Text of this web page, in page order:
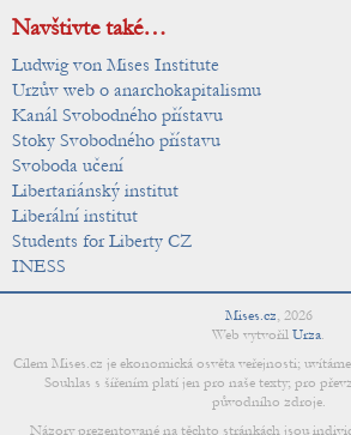
Navštivte také…
Ludwig von Mises Institute
Urzův web o anarchokapitalismu
Kanál Svobodného přístavu
Stoky Svobodného přístavu
Svoboda učení
Libertariánský institut
Liberální institut
Students for Liberty CZ
INESS
Mises.cz, 2026
Web vytvořil Urza.
Cílem Mises.cz je ekonomická osvěta veřejnosti;
Souhlas s šířením platí jen pro naše texty; pro
původního zdroje.
Názory prezentované na těchto stránkách jsou